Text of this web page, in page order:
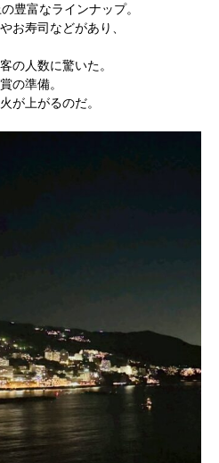
豊富なラインナップ。
お寿司などがあり、
の人数に驚いた。
の準備。
が上がるのだ。